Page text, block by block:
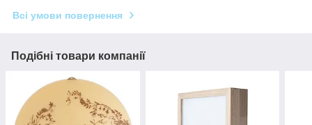
Всі умови повернення
Подібні товари компанії